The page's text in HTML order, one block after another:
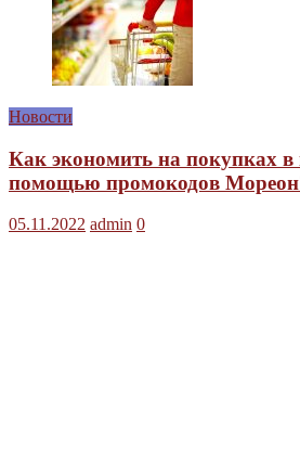
Новости
Как экономить на покупках в
помощью промокодов
05.11.2022 admin 0